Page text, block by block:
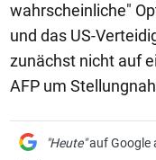
wahrscheinliche"
und das US-
zunächst nicht auf
AFP um
"Heute"auf Google